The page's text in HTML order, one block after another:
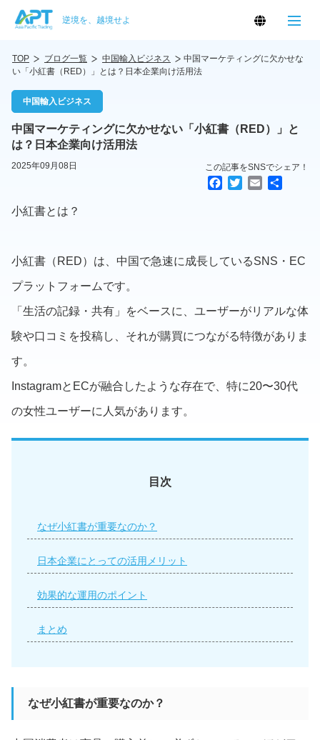
逆境を、越境せよ
TOP ブログ一覧 中国輸入ビジネス
中国マーケティングに欠かせな
い「小紅書（RED）」とは？日本企業向け活用法
中国輸入ビジネス
中国マーケティングに欠かせない「小紅書（RED）」と
は？日本企業向け活用法
2025年09月08日 この記事をSNSでシェア！
o
e
小紅書とは？
小紅書（RED）は、中国で急速に成長しているSNS・EC
プラットフォームです。
「生活の記録・共有」をベースに、ユーザーがリアルな体
験や口コミを投稿し、それが購買につながる特徴がありま
す。
InstagramとECが融合したような存在で、特に20〜30代
の女性ユーザーに人気があります。
目次
なぜ小紅書が重要なのか？
日本企業にとっての活用メリット
効果的な運用のポイント
まとめ
なぜ小紅書が重要なのか？